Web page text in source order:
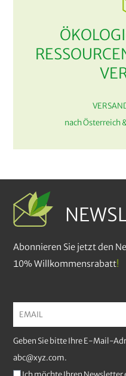
nach Österreich
Abonnieren Sie jetzt den
10% Willkommensrabatt!
Geben Sie bitte Ihre E-Mail-
abc@xyz.com.